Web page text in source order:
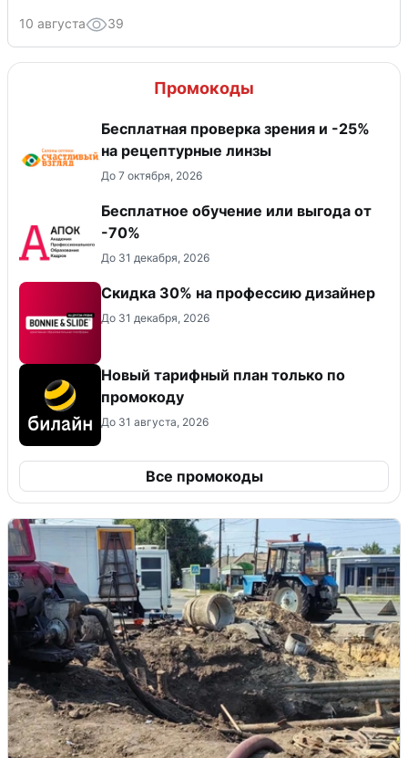
10 августа 39
Промокоды
Бесплатная проверка зрения и -25%
на рецептурные линзы
До 7 октября, 2026
Бесплатное обучение или выгода от
-70%
До 31 декабря, 2026
Скидка 30% на профессию дизайнер
До 31 декабря, 2026
Новый тарифный план только по
промокоду
До 31 августа, 2026
Все промокоды